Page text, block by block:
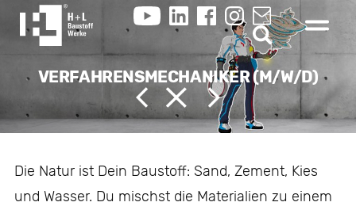
VERFAHRENSMECHANIKER (M/W/D)
Die Natur ist Dein Baustoff: Sand, Zement, Kies
und Wasser. Du mischst die Materialien zu einem